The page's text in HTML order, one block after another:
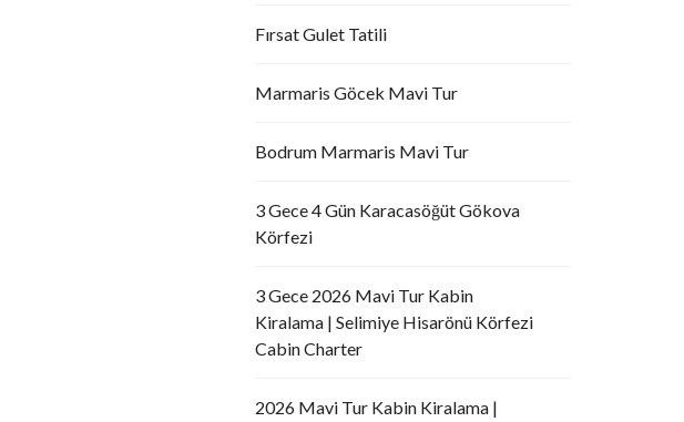
Fırsat Gulet Tatili
Marmaris Göcek Mavi Tur
Bodrum Marmaris Mavi Tur
3 Gece 4 Gün Karacasöğüt Gökova
Körfezi
3 Gece 2026 Mavi Tur Kabin
Kiralama | Selimiye Hisarönü Körfezi
Cabin Charter
2026 Mavi Tur Kabin Kiralama |